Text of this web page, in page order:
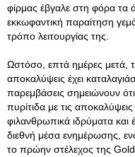
φίρμας έβγαλε στη φόρα τα
εκκωφαντική παραίτηση
τρόπο λειτουργίας της.
Ωστόσο, επτά ημέρες μετά,
αποκαλύψεις έχει
παρεμβάσεις σημειώνουν
πυρίτιδα με τις
φιλανθρωπικά ιδρύματα και
διεθνή μέσα ενημέρωσης,
το πρώην στέλεχος της